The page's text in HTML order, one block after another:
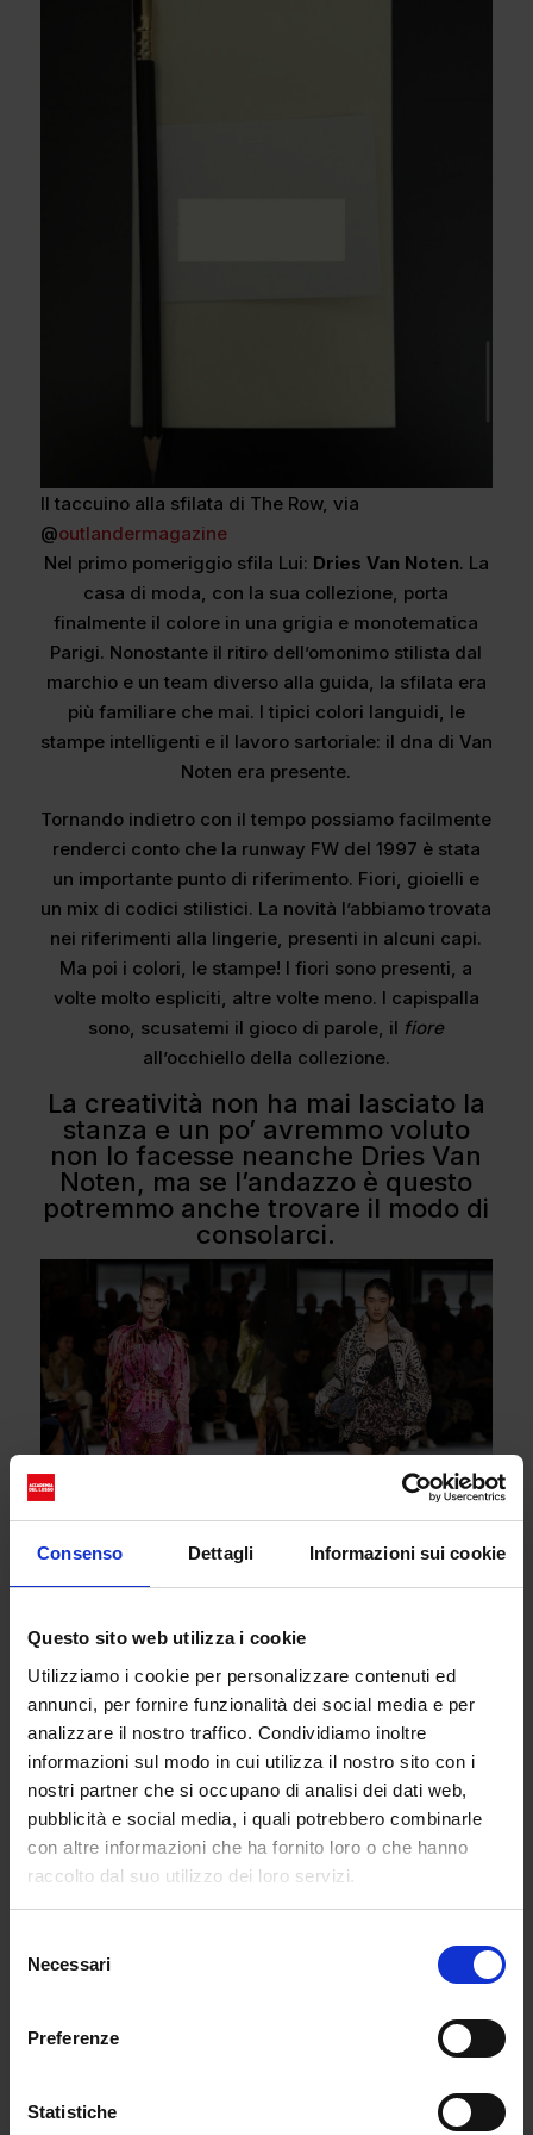
Consenso Dettagli Informazioni sui cookie
Questo sito web utilizza i cookie
Utilizziamo i cookie per personalizzare contenuti ed
annunci, per fornire funzionalità dei social media e per
analizzare il nostro traffico. Condividiamo inoltre
informazioni sul modo in cui utilizza il nostro sito con i
nostri partner che si occupano di analisi dei dati web,
pubblicità e social media, i quali potrebbero combinarle
con altre informazioni che ha fornito loro o che hanno
raccolto dal suo utilizzo dei loro servizi.
delNecessari
Preferenze
Statistiche
Il taccuino alla sfilata di The Row, via
@outlandermagazine
Nel primo pomeriggio sfila Lui: Dries Van Noten. La
casa di moda, con la sua collezione, porta
finalmente il colore in una grigia e monotematica
Parigi. Nonostante il ritiro dell’omonimo stilista dal
marchio e un team diverso alla guida, la sfilata era
più familiare che mai. I tipici colori languidi, le
stampe intelligenti e il lavoro sartoriale: il dna di Van
Noten era presente.
Tornando indietro con il tempo possiamo facilmente
renderci conto che la runway FW del 1997 è stata
un importante punto di riferimento. Fiori, gioielli e
un mix di codici stilistici. La novità l’abbiamo trovata
nei riferimenti alla lingerie, presenti in alcuni capi.
Ma poi i colori, le stampe! I fiori sono presenti, a
volte molto espliciti, altre volte meno. I capispalla
sono, scusatemi il gioco di parole, il fiore
all’occhiello della collezione.
La creatività non ha mai lasciato la
stanza e un po’ avremmo voluto
non lo facesse neanche Dries Van
Noten, ma se l’andazzo è questo
potremmo anche trovare il modo di
consolarci.
E’ il turno diRabanne . In passerella sfila uno stile
preppy e chic, sarà l’aria di Parigi. I colori sono
tenui, ma comunque vari. Troviamo righe e fiori
(una forte e persistente tendenza). Ovviamente non
poteva essere una sfilata Rabanne senza oro e
senza argento. Sfilano quindi dei look totalmente
cromati e altri che portano il colore solo in alcuni
dettagli, che non passano comunque inosservati.
anni ’90 e che fa schizzare i prezzi dei capi ogni
volta che le intrecciano. Lo stesso concetto viene
portato sugli accessori e così in passerella sfila una
borsa dal valore di 250,000euro. Perchè? Beh